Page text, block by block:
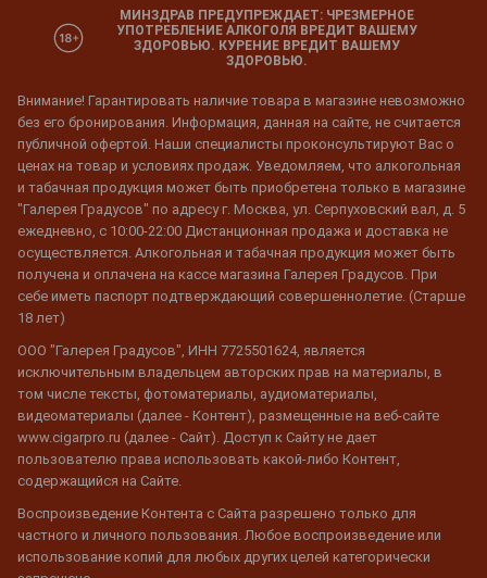
МИНЗДРАВ ПРЕДУПРЕЖДАЕТ: ЧРЕЗМЕРНОЕ
УПОТРЕБЛЕНИЕ АЛКОГОЛЯ ВРЕДИТ ВАШЕМУ
ЗДОРОВЬЮ. КУРЕНИЕ ВРЕДИТ ВАШЕМУ
ЗДОРОВЬЮ.
Внимание! Гарантировать наличие товара в магазине невозможно
без его бронирования. Информация, данная на сайте, не считается
публичной офертой. Наши специалисты проконсультируют Вас о
ценах на товар и условиях продаж. Уведомляем, что алкогольная
и табачная продукция может быть приобретена только в магазине
"Галерея Градусов" по адресу г. Москва, ул. Серпуховский вал, д. 5
ежедневно, с 10:00-22:00 Дистанционная продажа и доставка не
осуществляется. Алкогольная и табачная продукция может быть
получена и оплачена на кассе магазина Галерея Градусов. При
себе иметь паспорт подтверждающий совершеннолетие. (Старше
18 лет)
ООО "Галерея Градусов", ИНН 7725501624, является
исключительным владельцем авторских прав на материалы, в
том числе тексты, фотоматериалы, аудиоматериалы,
видеоматериалы (далее - Контент), размещенные на веб-сайте
www.cigarpro.ru (далее - Сайт). Доступ к Сайту не дает
пользователю права использовать какой-либо Контент,
содержащийся на Сайте.
Воспроизведение Контента с Сайта разрешено только для
частного и личного пользования. Любое воспроизведение или
использование копий для любых других целей категорически